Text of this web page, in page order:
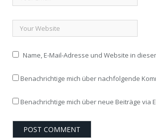
Name, E-Mail-Adresse und Website in
Benachrichtige mich über nachfolgende
Benachrichtige mich über neue Beiträge via